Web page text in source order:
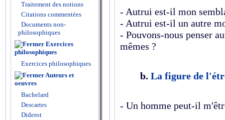
Traitement des notions
Citations commentées
Documents non-
philosophiques
Exercices
philosophiques
Exercices philosophiques
Auteurs et
oeuvres
Bachelard
Descartes
Diderot
- Autrui est-il mon
- Autrui est-il un autre
- Pouvons-nous penser
mêmes ?
b. La figure de
- Un homme peut-il